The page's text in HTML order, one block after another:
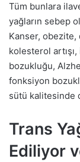
Tüm bunlara
yağların sebep
Kanser, obezite,
kolesterol
bozukluğu,
fonksiyon
sütü kalitesinde
Trans
Ediliyor